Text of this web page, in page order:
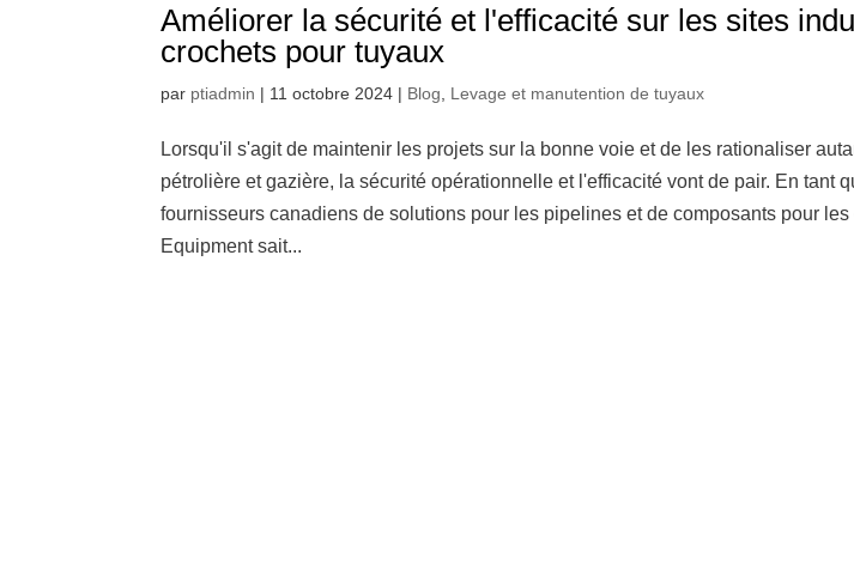
Améliorer la sécurité et l'efficacité sur les sites
crochets pour tuyaux
par ptiadmin | 11 octobre 2024 | Blog Levage et manutention de tuyaux
Lorsqu'il s'agit de maintenir les projets sur la bonne voie et de les rationaliser
pétrolière et gazière, la sécurité opérationnelle et l'efficacité vont de pair. En tant
fournisseurs canadiens de solutions pour les pipelines et de composants pour
Equipment sait...